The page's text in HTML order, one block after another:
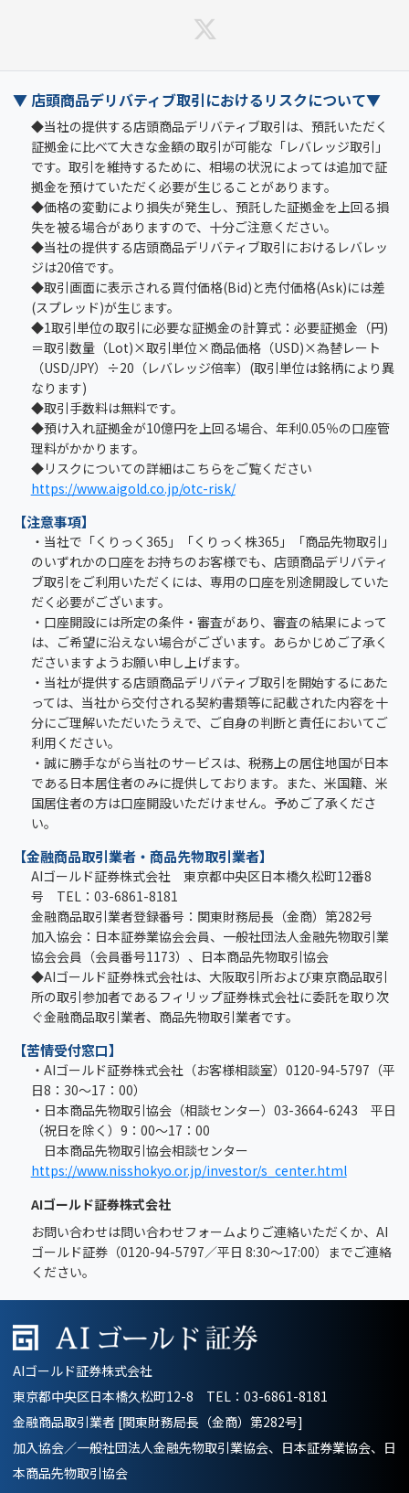
▼ 店頭商品デリバティブ取引におけるリスクについて▼
◆当社の提供する店頭商品デリバティブ取引は、預託いただく
証拠金に比べて大きな金額の取引が可能な「レバレッジ取引」
です。取引を維持するために、相場の状況によっては追加で証
拠金を預けていただく必要が生じることがあります。
◆価格の変動により損失が発生し、預託した証拠金を上回る損
失を被る場合がありますので、十分ご注意ください。
◆当社の提供する店頭商品デリバティブ取引におけるレバレッ
ジは20倍です。
◆取引画面に表示される買付価格(Bid)と売付価格(Ask)には差
(スプレッド)が生じます。
◆1取引単位の取引に必要な証拠金の計算式：必要証拠金（円)
＝取引数量（Lot)×取引単位×商品価格（USD)×為替レート
（USD/JPY）÷20（レバレッジ倍率）(取引単位は銘柄により異
なります)
◆取引手数料は無料です。
◆預け入れ証拠金が10億円を上回る場合、年利0.05％の口座管
理料がかかります。
◆リスクについての詳細はこちらをご覧ください
https://www.aigold.co.jp/otc-risk/
【注意事項】
・当社で「くりっく365」「くりっく株365」「商品先物取引」
のいずれかの口座をお持ちのお客様でも、店頭商品デリバティ
ブ取引をご利用いただくには、専用の口座を別途開設していた
だく必要がございます。
・口座開設には所定の条件・審査があり、審査の結果によって
は、ご希望に沿えない場合がございます。あらかじめご了承く
ださいますようお願い申し上げます。
・当社が提供する店頭商品デリバティブ取引を開始するにあた
っては、当社から交付される契約書類等に記載された内容を十
分にご理解いただいたうえで、ご自身の判断と責任においてご
利用ください。
・誠に勝手ながら当社のサービスは、税務上の居住地国が日本
である日本居住者のみに提供しております。また、米国籍、米
国居住者の方は口座開設いただけません。予めご了承くださ
い。
【金融商品取引業者・商品先物取引業者】
AIゴールド証券株式会社 東京都中央区日本橋久松町12番8
号 TEL：03-6861-8181
金融商品取引業者登録番号：関東財務局長（金商）第282号
加入協会：日本証券業協会会員、一般社団法人金融先物取引業
協会会員（会員番号1173）、日本商品先物取引協会
◆AIゴールド証券株式会社は、大阪取引所および東京商品取引
所の取引参加者であるフィリップ証券株式会社に委託を取り次
ぐ金融商品取引業者、商品先物取引業者です。
【苦情受付窓口】
・AIゴールド証券株式会社（お客様相談室）0120-94-5797（平
日8：30～17：00）
・日本商品先物取引協会（相談センター）03-3664-6243 平日
（祝日を除く）9：00～17：00
日本商品先物取引協会相談センター
https://www.nisshokyo.or.jp/investor/s_center.html
AIゴールド証券株式会社
お問い合わせは問い合わせフォームよりご連絡いただくか、AI
ゴールド証券（0120-94-5797／平日 8:30～17:00）までご連絡
ください。
AIゴールド証券株式会社
東京都中央区日本橋久松町12-8 TEL： 03-6861-8181
金融商品取引業者 [関東財務局長（金商）第282号]
加入協会／一般社団法人金融先物取引業協会、日本証券業協会、日
本商品先物取引協会